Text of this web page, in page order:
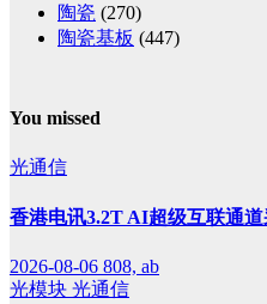
陶瓷 (270)
陶瓷基板 (447)
You missed
光通信
香港电讯3.2T AI超级互联通
2026-08-06 808, ab
光模块 光通信